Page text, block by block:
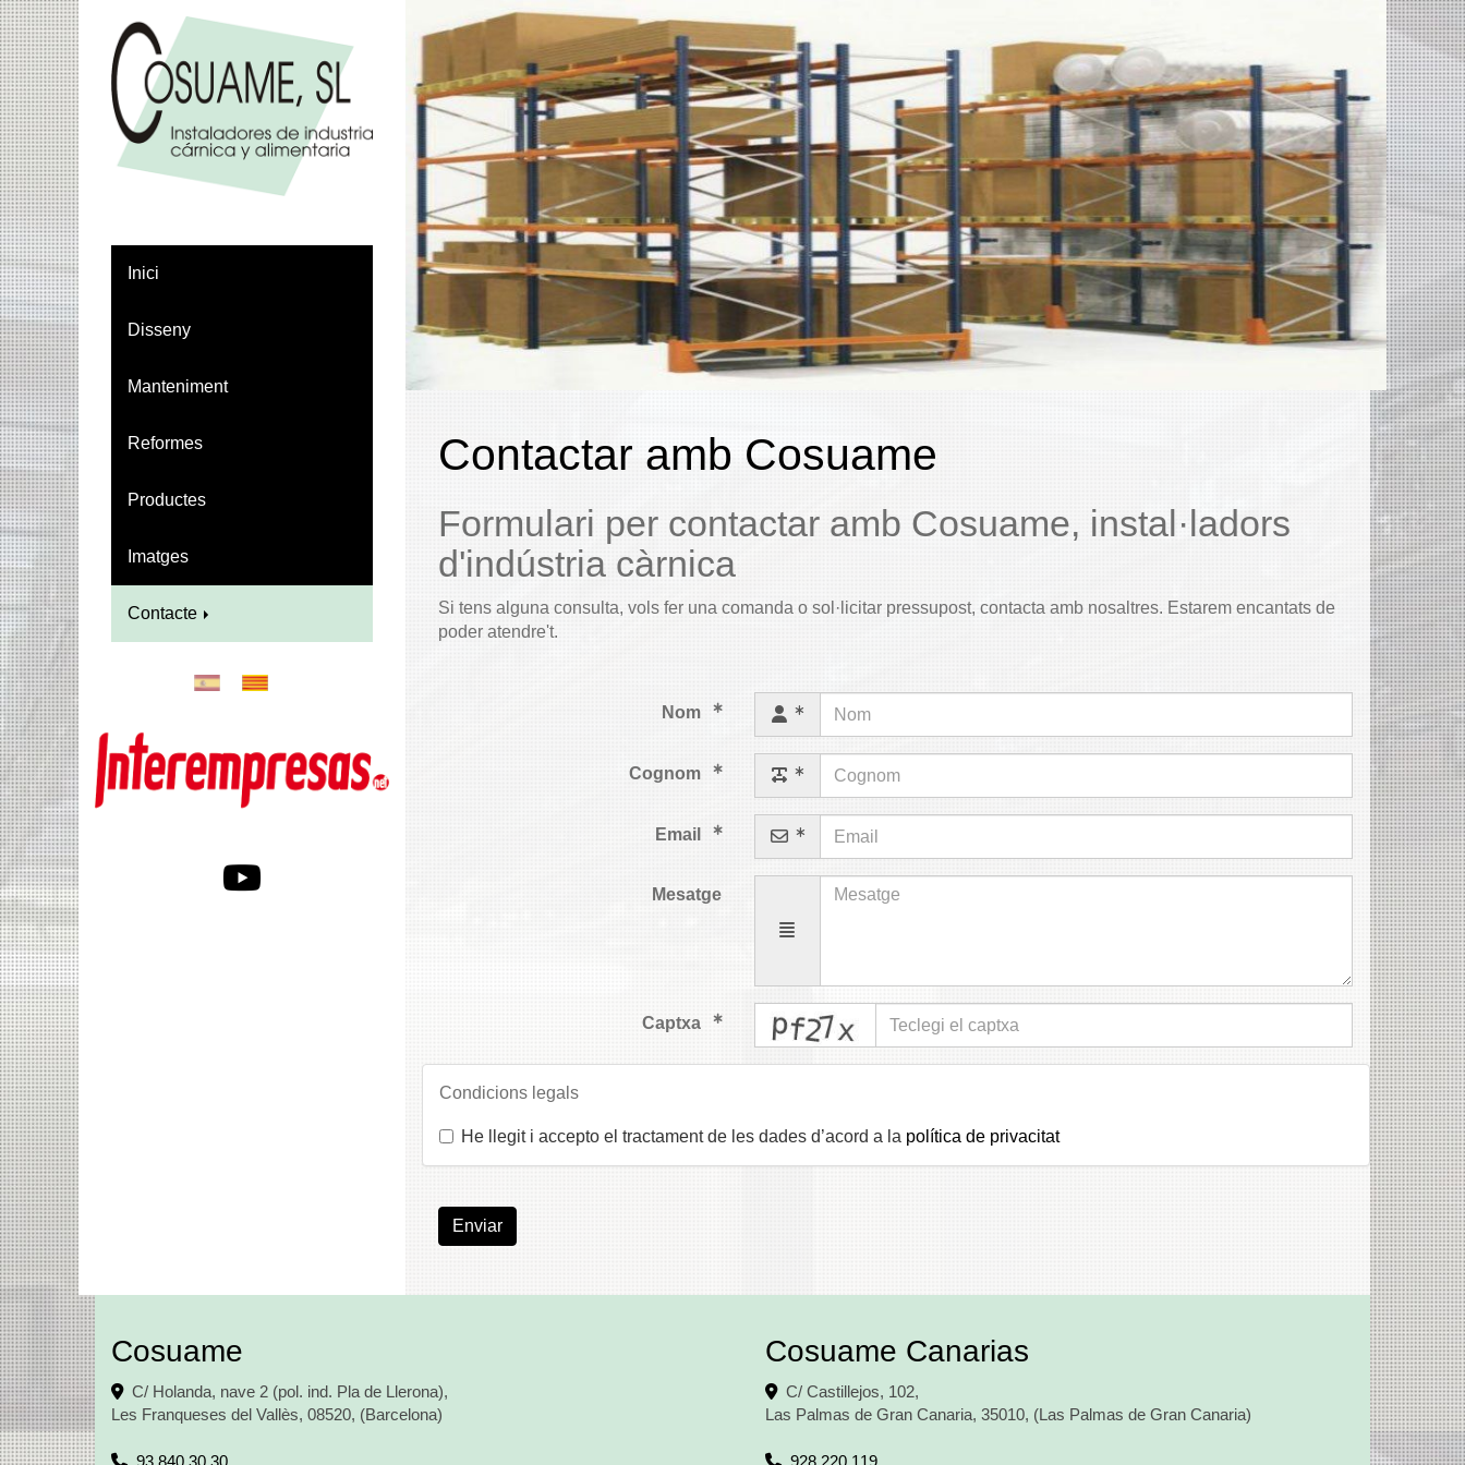
Contactar amb Cosuame
Formulari per contactar amb Cosuame, instal·ladors
d'indústria càrnica
Si tens alguna consulta, vols fer una comanda o sol·licitar pressupost, contacta amb nosaltres. Estarem encantats de
poder atendre't.
Nom
Cognom
Email
Mesatge
Captxa
Condicions legals
He llegit i accepto el tractament de les dades d’acord a la política de privacitat
Enviar
Inici
Disseny
Manteniment
Reformes
Productes
Imatges
Contacte
Cosuame
C/ Holanda, nave 2 (pol. ind. Pla de Llerona),
Les Franqueses del Vallès, 08520, (Barcelona)
93 840 30 30
Cosuame Canarias
C/ Castillejos, 102,
Las Palmas de Gran Canaria, 35010, (Las Palmas de Gran Canaria)
928 220 119